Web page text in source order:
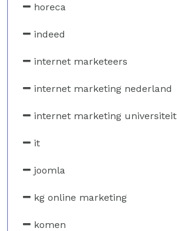
horeca
indeed
internet marketeers
internet marketing nederland
internet marketing universiteit
it
joomla
kg online marketing
komen